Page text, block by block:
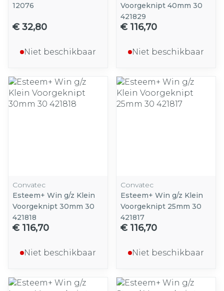
12076
€ 32,80
Niet beschikbaar
Voorgeknipt 40mm 30
421829
€ 116,70
Niet beschikbaar
Convatec
Esteem+ Win g/z Klein
Voorgeknipt 30mm 30
421818
€ 116,70
Niet beschikbaar
Convatec
Esteem+ Win g/z Klein
Voorgeknipt 25mm 30
421817
€ 116,70
Niet beschikbaar